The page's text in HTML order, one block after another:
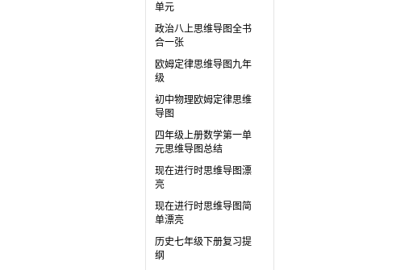
单元
政治八上思维导图全书
合一张
欧姆定律思维导图九年
级
初中物理欧姆定律思维
导图
四年级上册数学第一单
元思维导图总结
现在进行时思维导图漂
亮
现在进行时思维导图简
单漂亮
历史七年级下册复习提
纲